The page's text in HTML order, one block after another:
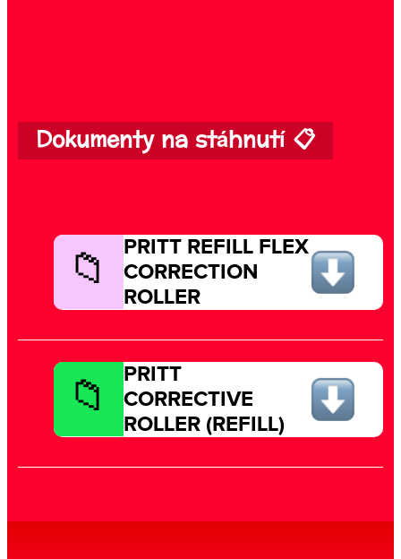
Dokumenty na stáhnutí 📋
PRITT REFILL FLEX
CORRECTION
ROLLER
PRITT
CORRECTIVE
ROLLER (REFILL)